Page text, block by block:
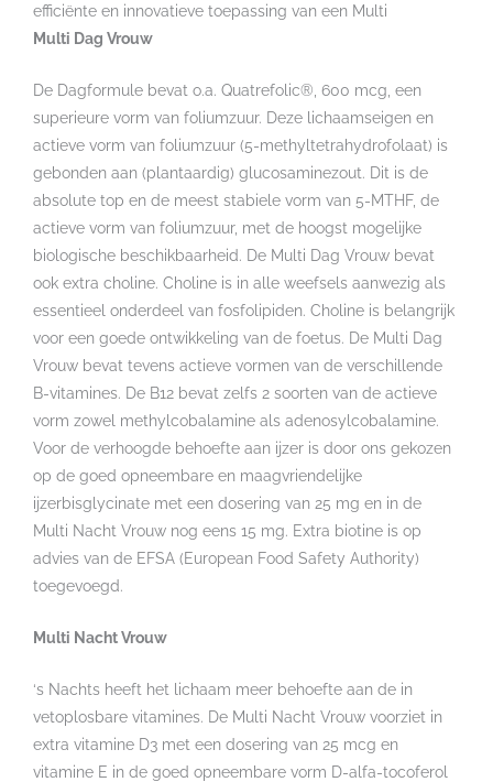
efficiënte en innovatieve toepassing van een Multi
Multi Dag Vrouw
De Dagformule bevat o.a. Quatrefolic®, 600 mcg, een
superieure vorm van foliumzuur. Deze lichaamseigen en
actieve vorm van foliumzuur (5-methyltetrahydrofolaat) is
gebonden aan (plantaardig) glucosaminezout. Dit is de
absolute top en de meest stabiele vorm van 5-MTHF, de
actieve vorm van foliumzuur, met de hoogst mogelijke
biologische beschikbaarheid. De Multi Dag Vrouw bevat
ook extra choline. Choline is in alle weefsels aanwezig als
essentieel onderdeel van fosfolipiden. Choline is belangrijk
voor een goede ontwikkeling van de foetus. De Multi Dag
Vrouw bevat tevens actieve vormen van de verschillende
B-vitamines. De B12 bevat zelfs 2 soorten van de actieve
vorm zowel methylcobalamine als adenosylcobalamine.
Voor de verhoogde behoefte aan ijzer is door ons gekozen
op de goed opneembare en maagvriendelijke
ijzerbisglycinate met een dosering van 25 mg en in de
Multi Nacht Vrouw nog eens 15 mg. Extra biotine is op
advies van de EFSA (European Food Safety Authority)
toegevoegd.
Multi Nacht Vrouw
‘s Nachts heeft het lichaam meer behoefte aan de in
vetoplosbare vitamines. De Multi Nacht Vrouw voorziet in
extra vitamine D3 met een dosering van 25 mcg en
vitamine E in de goed opneembare vorm D-alfa-tocoferol